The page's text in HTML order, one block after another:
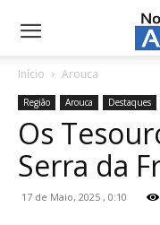
NotíciasdeAveiro.pt
Início Arouca
Região Arouca Destaques
Os
Serra da
17 de Maio, 2025 , 0:10